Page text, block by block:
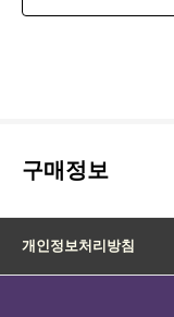
구매정보
개인정보처리방침